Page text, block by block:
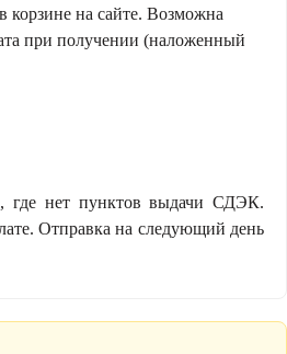
корзине на сайте. Возможна
при получении (наложенный
где нет пунктов выдачи СДЭК.
Отправка на следующий день